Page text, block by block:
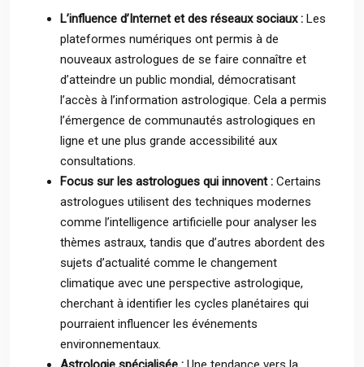
L’influence d’Internet et des réseaux sociaux : Les
plateformes numériques ont permis à de
nouveaux astrologues de se faire connaître et
d’atteindre un public mondial, démocratisant
l’accès à l’information astrologique. Cela a permis
l’émergence de communautés astrologiques en
ligne et une plus grande accessibilité aux
consultations.
Focus sur les astrologues qui innovent : Certains
astrologues utilisent des techniques modernes
comme l’intelligence artificielle pour analyser les
thèmes astraux, tandis que d’autres abordent des
sujets d’actualité comme le changement
climatique avec une perspective astrologique,
cherchant à identifier les cycles planétaires qui
pourraient influencer les événements
environnementaux.